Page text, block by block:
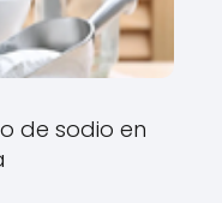
de sodio en